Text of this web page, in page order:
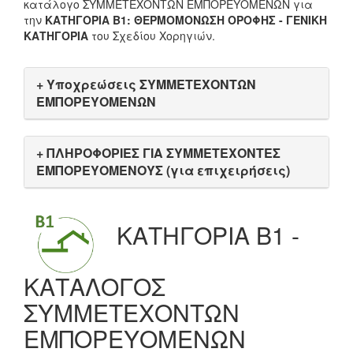
κατάλογο ΣΥΜΜΕΤΕΧΟΝΤΩΝ ΕΜΠΟΡΕΥΟΜΕΝΩΝ για
την ΚΑΤΗΓΟΡΙΑ Β1: ΘΕΡΜΟΜΟΝΩΣΗ ΟΡΟΦΗΣ - ΓΕΝΙΚΗ
ΚΑΤΗΓΟΡΙΑ του Σχεδίου Χορηγιών.
+ Υποχρεώσεις ΣΥΜΜΕΤΕΧΟΝΤΩΝ
ΕΜΠΟΡΕΥΟΜΕΝΩΝ
+ ΠΛΗΡΟΦΟΡΙΕΣ ΓΙΑ ΣΥΜΜΕΤΕΧΟΝΤΕΣ
ΕΜΠΟΡΕΥΟΜΕΝΟΥΣ (για επιχειρήσεις)
ΚΑΤΗΓΟΡΙΑ Β1 -
ΚΑΤΑΛΟΓΟΣ
ΣΥΜΜΕΤΕΧΟΝΤΩΝ
ΕΜΠΟΡΕΥΟΜΕΝΩΝ